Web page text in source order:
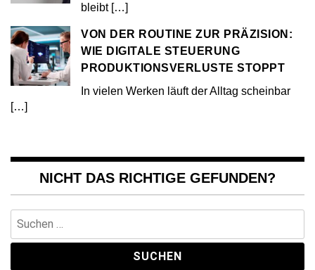
bleibt […]
VON DER ROUTINE ZUR PRÄZISION:
WIE DIGITALE STEUERUNG
PRODUKTIONSVERLUSTE STOPPT
In vielen Werken läuft der Alltag scheinbar
[…]
NICHT DAS RICHTIGE GEFUNDEN?
nach: